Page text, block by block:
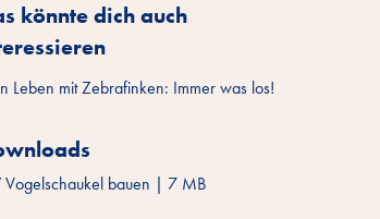
könnte dich auch
Leben mit Zebrafinken: Immer was los!
Vogelschaukel bauen | 7 MB